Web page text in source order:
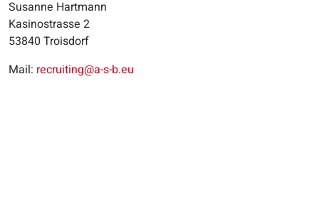
Susanne Hartmann
Kasinostrasse 2
53840 Troisdorf
Mail: recruiting@a-s-b.eu